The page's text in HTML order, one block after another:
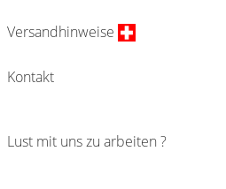
Versandhinweise
Kontakt
Lust mit uns zu arbeiten ?